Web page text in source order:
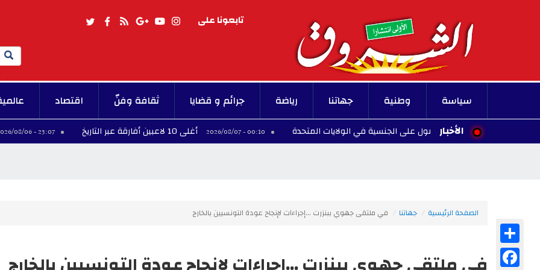
تابعونا على
Search
سياسة وطنية جهاتنا رياضة جرائم و قضايا ثقافة وفنّ اقتصاد
الأخبار
الأطفال للحصول على الجنسية في الولايات المتحدة 00:10 - 2026/08/07 أغلى 10 لاعبين أفارقة عبر التاريخ 23:07 - 2026/08/06
الصفحة الرئيسية جهاتنا في ملتقى جهوي ببنزرت ...إجراءات لإنجاح عودة التونسيين بالخارج
Facebook